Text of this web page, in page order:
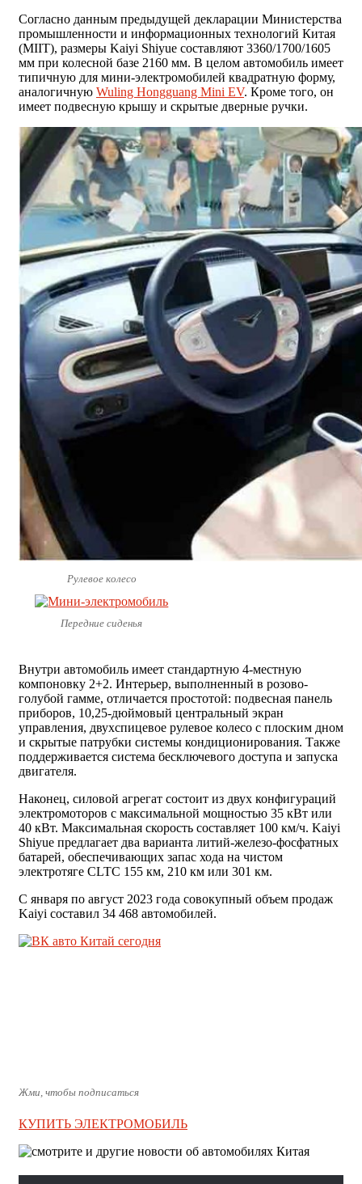
Согласно данным предыдущей декларации Министерства
промышленности и информационных технологий Китая
(MIIT), размеры Kaiyi Shiyue составляют 3360/1700/1605
мм при колесной базе 2160 мм. В целом автомобиль имеет
типичную для мини-электромобилей квадратную форму,
аналогичную Wuling Hongguang Mini EV. Кроме того, он
имеет подвесную крышу и скрытые дверные ручки.
Рулевое колесо
Передние сиденья
Внутри автомобиль имеет стандартную 4-местную
компоновку 2+2. Интерьер, выполненный в розово-
голубой гамме, отличается простотой: подвесная панель
приборов, 10,25-дюймовый центральный экран
управления, двухспицевое рулевое колесо с плоским дном
и скрытые патрубки системы кондиционирования. Также
поддерживается система бесключевого доступа и запуска
двигателя.
Наконец, силовой агрегат состоит из двух конфигураций
электромоторов с максимальной мощностью 35 кВт или
40 кВт. Максимальная скорость составляет 100 км/ч. Kaiyi
Shiyue предлагает два варианта литий-железо-фосфатных
батарей, обеспечивающих запас хода на чистом
электротяге CLTC 155 км, 210 км или 301 км.
С января по август 2023 года совокупный объем продаж
Kaiyi составил 34 468 автомобилей.
Жми, чтобы подписаться
КУПИТЬ ЭЛЕКТРОМОБИЛЬ